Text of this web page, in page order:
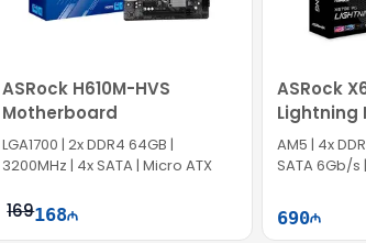
ASRock H610M-HVS
Motherboard
LGA1700​​​​​​​ | 2x DDR4 64GB |
3200MHz | 4x SATA | Micro ATX
169168
ASRock
Lightning
MXBJ60-
AM5 | 4x
SATA 6Gb/s
690